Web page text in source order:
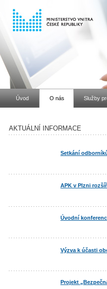
Úvod O nás Služby
AKTUÁLNÍ INFORMACE
Setkání
APK v Plzni
Úvodní
Výzva k účasti
Projekt